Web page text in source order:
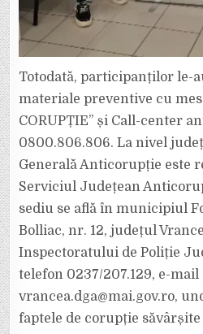
Totodată, participanților le-
materiale preventive cu
CORUPȚIE’’ și Call-center
0800.806.806. La nivel
Generală Anticorupție este
Serviciul Județean
sediu se află în municipiul
Bolliac, nr. 12, județul
Inspectoratului de Poliție
telefon 0237/207.129, e-mail
vrancea.dga@mai.gov.ro,
faptele de corupție